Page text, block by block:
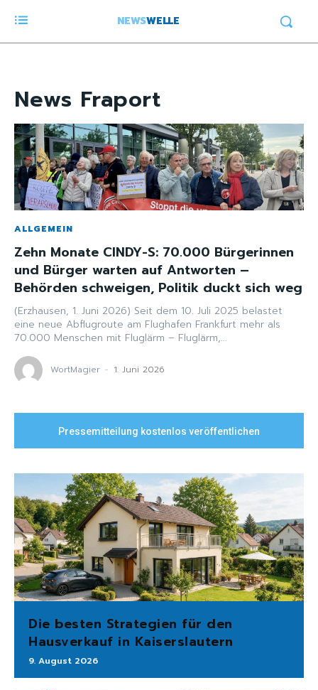
NEWSWELLE
News Fraport
ALLGEMEIN
Zehn Monate CINDY-S: 70.000 Bürgerinnen
und Bürger warten auf Antworten –
Behörden schweigen, Politik duckt sich weg
(Erzhausen, 1. Juni 2026) Seit dem 10. Juli 2025 belastet
eine neue Abflugroute am Flughafen Frankfurt mehr als
70.000 Menschen mit Fluglärm – Fluglärm,...
WortMagier - 1. Juni 2026
Pressemitteilung kostenlos veröffentlichen
Die besten Strategien für den
Hausverkauf in Kaiserslautern
9. August 2026